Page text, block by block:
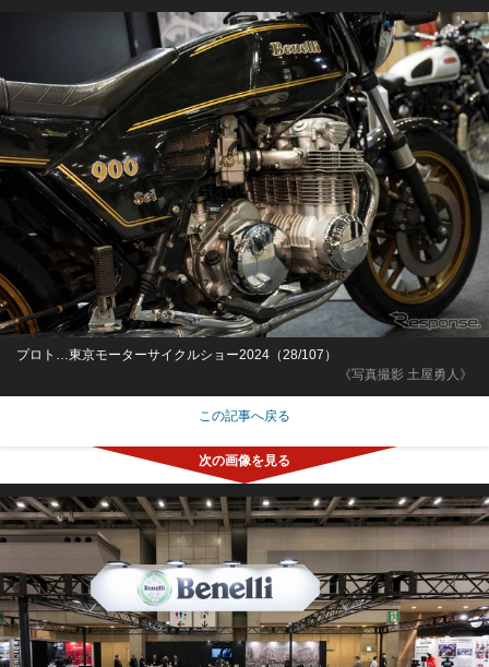
《写真撮影 土屋勇人》
プロト…東京モーターサイクルショー2024（28/107）
この記事へ戻る